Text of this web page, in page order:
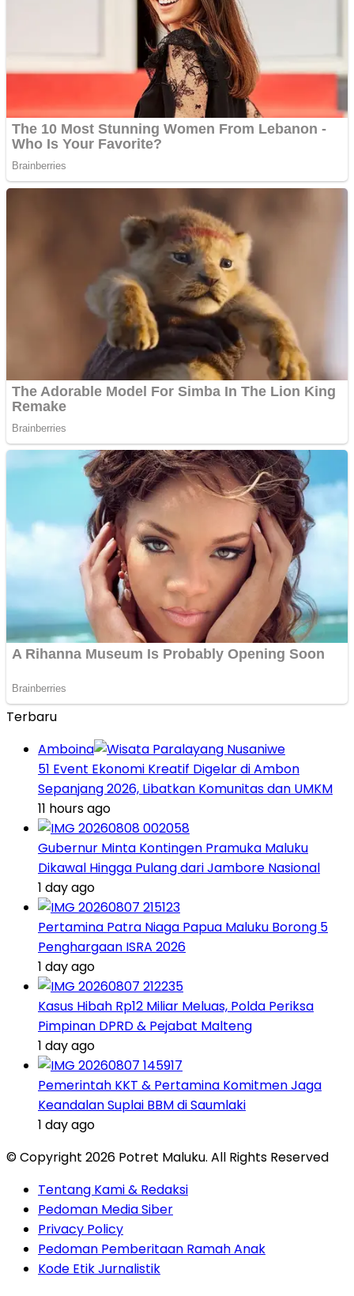
Terbaru
Amboina
51 Event Ekonomi Kreatif Digelar di Ambon
Sepanjang 2026, Libatkan Komunitas dan UMKM
11 hours ago
Gubernur Minta Kontingen Pramuka Maluku
Dikawal Hingga Pulang dari Jambore Nasional
1 day ago
Pertamina Patra Niaga Papua Maluku Borong 5
Penghargaan ISRA 2026
1 day ago
Kasus Hibah Rp12 Miliar Meluas, Polda Periksa
Pimpinan DPRD & Pejabat Malteng
1 day ago
Pemerintah KKT & Pertamina Komitmen Jaga
Keandalan Suplai BBM di Saumlaki
1 day ago
© Copyright 2026 Potret Maluku. All Rights Reserved
Tentang Kami & Redaksi
Pedoman Media Siber
Privacy Policy
Pedoman Pemberitaan Ramah Anak
Kode Etik Jurnalistik